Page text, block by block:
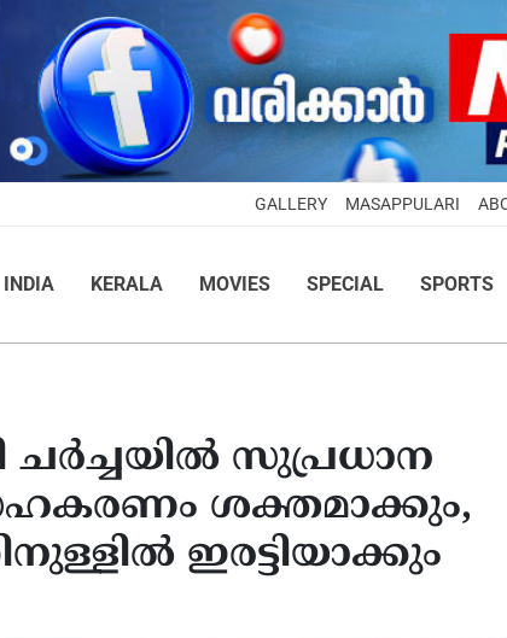
GALLERY MASAPPULARI
INDIA KERALA MOVIES SPECIAL SPORTS
ചർച്ചയിൽ സുപ്രധാന
ശക്തമാക്കും,
ഇരട്ടിയാക്കും